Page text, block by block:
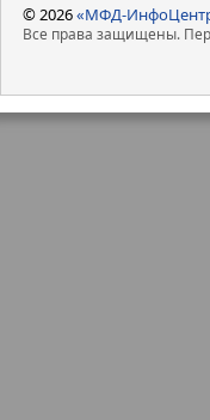
© 2026«МФД-
Все права защищены.